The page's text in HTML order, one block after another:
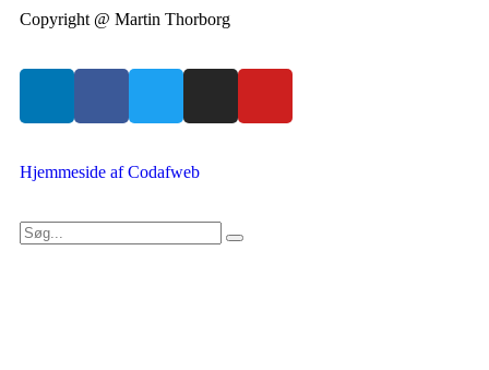
Copyright @ Martin Thorborg
Hjemmeside af Codafweb